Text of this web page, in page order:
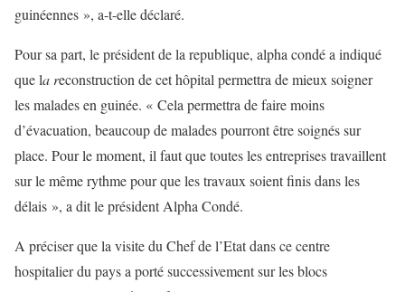
guinéennes », a-t-elle déclaré.
Pour sa part, le président de la republique, alpha condé a indiqué
que la reconstruction de cet hôpital permettra de mieux soigner
les malades en guinée. « Cela permettra de faire moins
d’évacuation, beaucoup de malades pourront être soignés sur
place. Pour le moment, il faut que toutes les entreprises travaillent
sur le même rythme pour que les travaux soient finis dans les
délais », a dit le président Alpha Condé.
A préciser que la visite du Chef de l’Etat dans ce centre
hospitalier du pays a porté successivement sur les blocs